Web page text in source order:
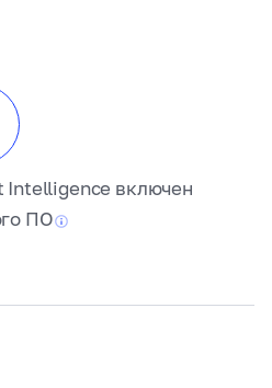
Intelligence включен
ПО